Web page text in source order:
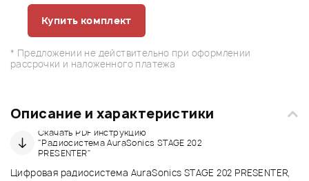
Купить комплект
* Предложении не действительно при оформлении
рассрочки и наложенного платежа
Описание и характеристики
Скачать PDF инструкцию
"Радиосистема AuraSonics STAGE 202
PRESENTER"
Цифровая радиосистема AuraSonics STAGE 202 PRESENTER,